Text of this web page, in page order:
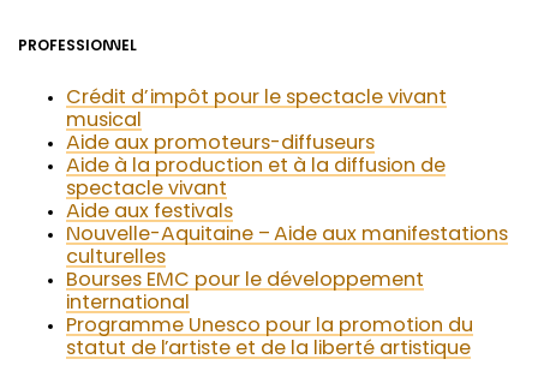
PROFESSIONNEL
Crédit d’impôt pour le spectacle vivant
musical
Aide aux promoteurs-diffuseurs
Aide à la production et à la diffusion de
spectacle vivant
Aide aux festivals
Nouvelle-Aquitaine – Aide aux manifestations
culturelles
Bourses EMC pour le développement
international
Programme Unesco pour la promotion du
statut de l’artiste et de la liberté artistique